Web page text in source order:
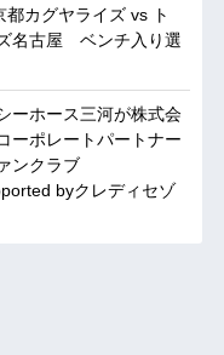
カグヤライズ vs ト
名古屋 ベンチ入り選
ーホース三河が株式会
ーポレートパートナー
ンクラブ
byクレディセゾ